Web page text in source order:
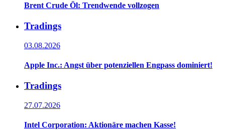
Brent Crude Öl: Trendwende vollzogen
Tradings
03.08.2026
Apple Inc.: Angst über potenziellen Engpass dominiert!
Tradings
27.07.2026
Intel Corporation: Aktionäre machen Kasse!